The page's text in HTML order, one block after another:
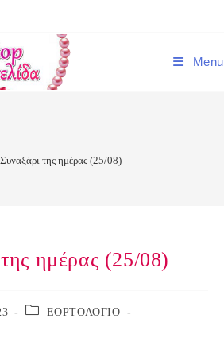
Menu
της ημέρας (25/08)
ημέρας (25/08)
Post
ΕΟΡΤΟΛΟΓΙΟ